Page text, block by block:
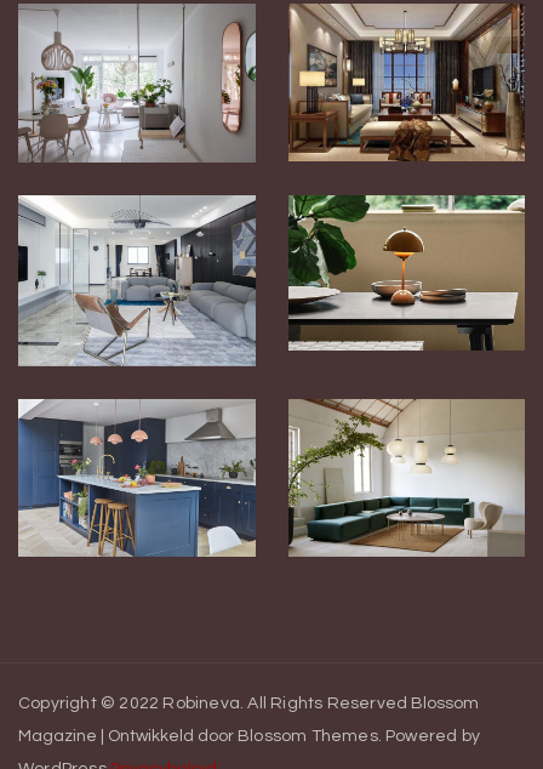
Copyright © 2022 Robineva. All Rights Reserved Blossom
Magazine | Ontwikkeld door Blossom Themes. Powered by